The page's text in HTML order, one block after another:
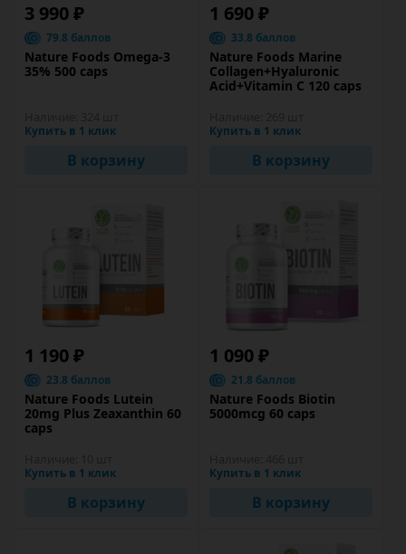
3 990 ₽
79.8 баллов
Nature Foods Omega-3
35% 500 caps
Купить в 1 клик
В корзину
1 690 ₽
33.8 баллов
Nature Foods Marine
Collagen+Hyaluronic
Acid+Vitamin C 120 caps
Купить в 1 клик
В корзину
1 190 ₽
23.8 баллов
Nature Foods Lutein
20mg Plus Zeaxanthin 60
caps
Купить в 1 клик
В корзину
1 090 ₽
21.8 баллов
Nature Foods Biotin
5000mcg 60 caps
Купить в 1 клик
В корзину